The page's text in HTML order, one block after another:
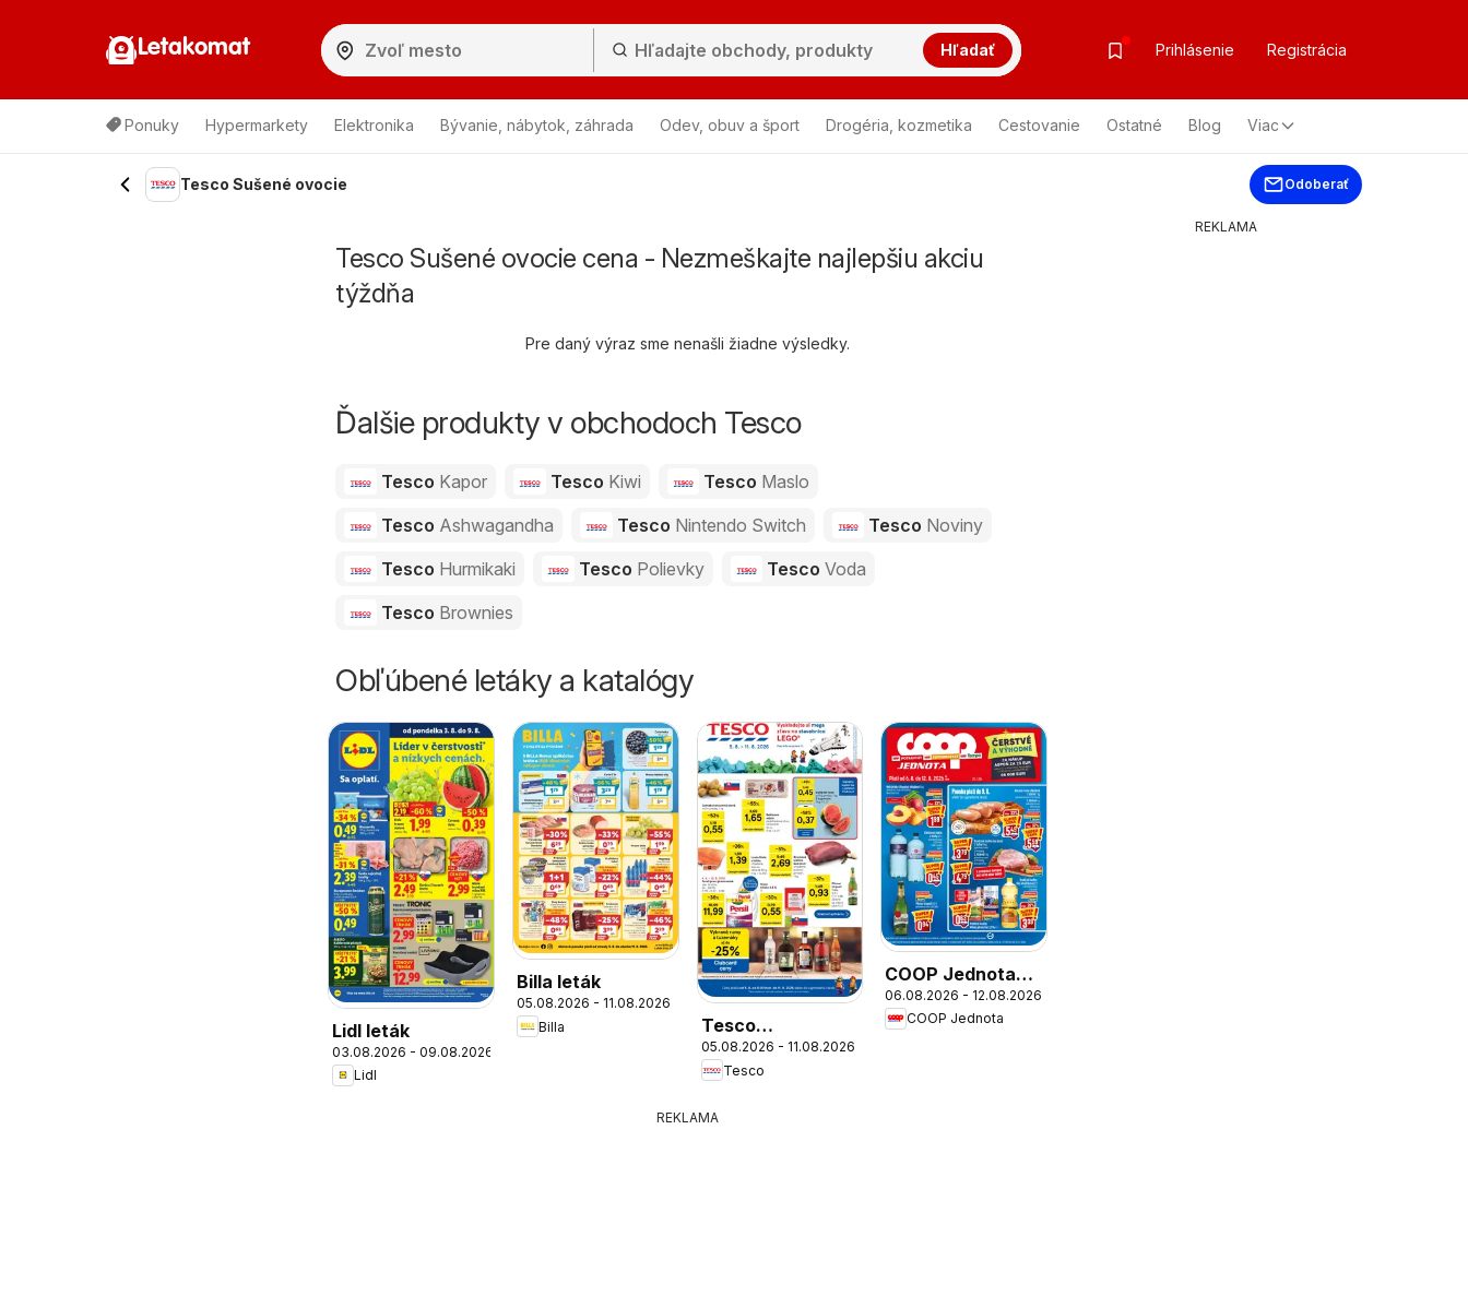
Letakomat Hľadať Prihlásenie Registrácia
Ponuky Hypermarkety Elektronika Bývanie, nábytok, záhrada Odev, obuv a šport Drogéria, kozmetika Cestovanie Ostatné Blog Viac
Tesco Sušené ovocie Odoberať
Tesco Sušené ovocie cena - Nezmeškajte najlepšiu akciu
týždňa
Pre daný výraz sme nenašli žiadne výsledky.
Ďalšie produkty v obchodoch Tesco
Tesco Kapor Tesco Kiwi Tesco Maslo
Tesco Ashwagandha Tesco Nintendo Switch Tesco Noviny
Tesco Hurmikaki Tesco Polievky TescoVoda
Tesco Brownies
Obľúbené letáky a katalógy
Lidl leták
03.08.2026 - 09.08.2026
Lidl
Billa leták
05.08.2026 - 11.08.2026
Billa
Tesco
Hypermarket -
leták
05.08.2026 - 11.08.2026
Tesco
COOP Jednota
leták
06.08.2026 - 12.08.2026
COOP Jednota
REKLAMA
REKLAMA